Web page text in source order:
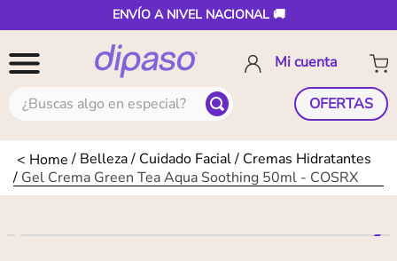
ENVÍO A NIVEL NACIONAL 🚚
¿Buscas algo en especial? OFERTAS
Belleza Cuidado Facial
Cremas Hidratantes
Gel Crema Green Tea Aqua Soothing 50ml - COSRX